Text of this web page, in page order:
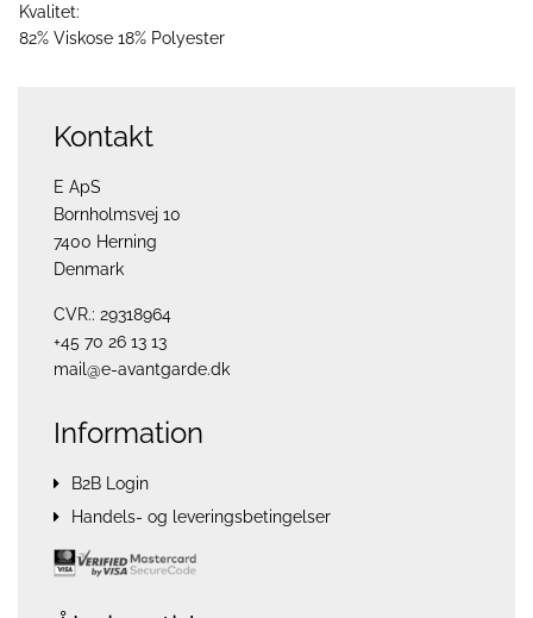
Kvalitet:
82% Viskose 18% Polyester
Kontakt
E ApS
Bornholmsvej 10
7400 Herning
Denmark
CVR.: 29318964
+45 70 26 13 13
mail@e-avantgarde.dk
Information
B2B Login
Handels- og leveringsbetingelser